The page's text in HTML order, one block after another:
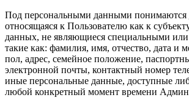
Под персональными данными понимаются
относящаяся к Пользователю как к
данных, не являющиеся специальными
такие как: фамилия, имя, отчество, дата и
пол, адрес, семейное положение,
электронной почты, контактный номер
иные персональные данные, доступные
любой конкретный момент времени